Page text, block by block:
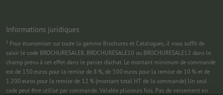
Informations juridiques
1 Pour économiser sur toute la gamme Brochures et Catalogues, il vous suffit de
saisir le code BROCHURESALE8, BROCHURESALE10 ou BROCHURESALE12 dans le
champ prévu à cet effet dans le panier d’achat. Le montant minimum de commande
est de 150 euros pour la remise de 8 %, de 500 euros pour la remise de 10 % et de
1 200 euros pour la remise de 12 % (montant total HT de la commande) Un seul
code peut être utilisé par commande. Valable plusieurs fois. Pas de versement en